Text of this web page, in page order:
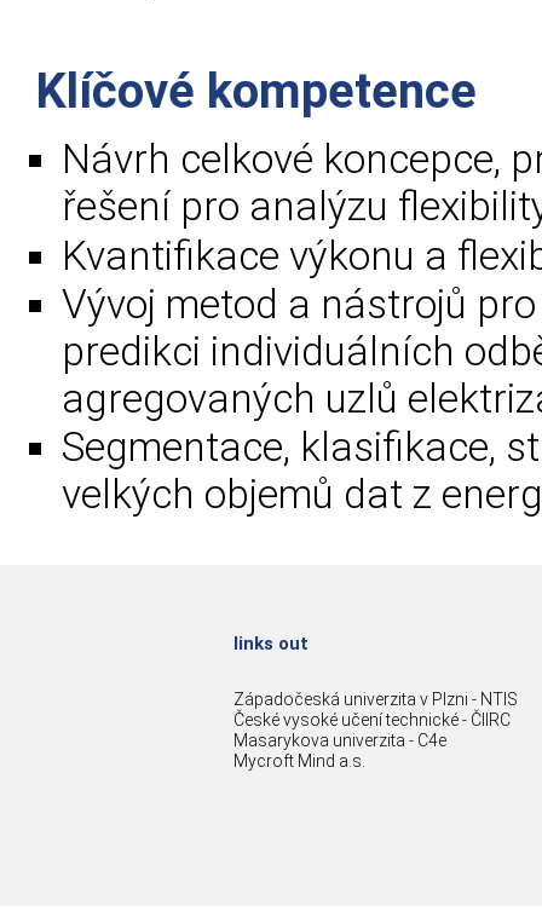
Klíčové kompetence
Návrh celkové koncepce,
řešení pro analýzu
Kvantifikace výkonu a
Vývoj metod a nástrojů
predikci individuálních
agregovaných uzlů
Segmentace, klasifikace,
velkých objemů dat z
links out
Západočeská univerzita v Plzni - NTIS
České vysoké učení technické - ČIIRC
Masarykova univerzita - C4e
Mycroft Mind a.s.